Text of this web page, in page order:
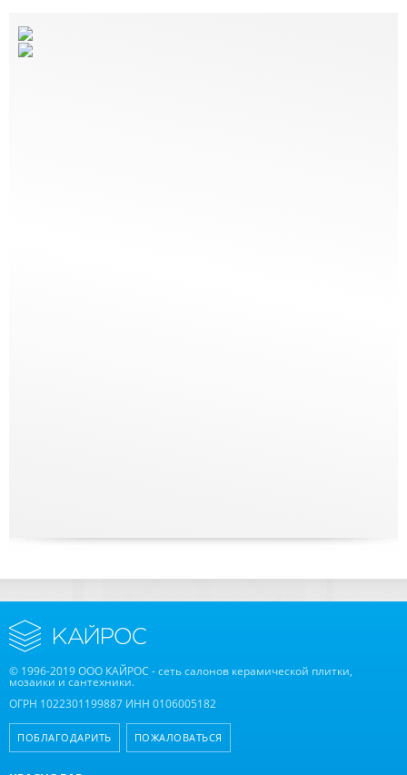
© 1996-2019 ООО КАЙРОС - сеть салонов керамической плитки,
мозаики и сантехники.
ОГРН 1022301199887 ИНН 0106005182
ПОБЛАГОДАРИТЬ ПОЖАЛОВАТЬСЯ